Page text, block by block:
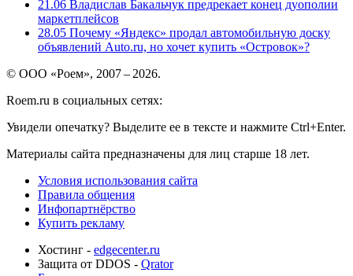
21.06 Владислав Бакальчук предрекает конец дуополии
маркетплейсов
28.05 Почему «Яндекс» продал автомобильную доску
объявлений Auto.ru, но хочет купить «Островок»?
© ООО «Роем», 2007 – 2026.
Roem.ru в социальных сетях:
Увидели опечатку? Выделите ее в тексте и нажмите Ctrl+Enter.
Материалы сайта предназначены для лиц старше 18 лет.
Условия использования сайта
Правила общения
Инфопартнёрство
Купить рекламу
Хостинг - edgecenter.ru
Защита от DDOS - Qrator